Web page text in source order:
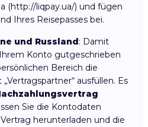
(http://liqpay.ua/) und fügen
Ihres Reisepasses bei.
und Russland: Damit
Konto gutgeschrieben
Bereich die
ausfüllen. Es
Sie die Kontodaten
herunterladen und die